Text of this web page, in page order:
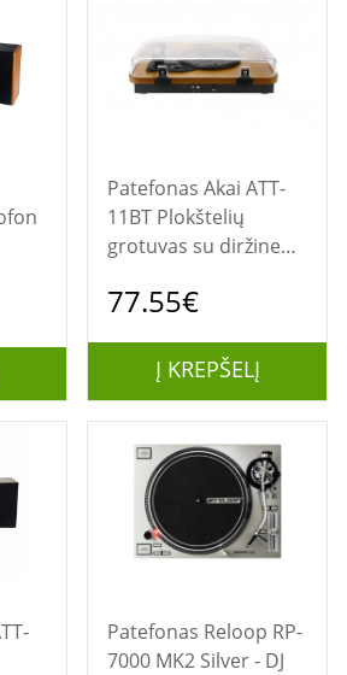
Patefonas Akai ATT-
11BT Plokštelių
grotuvas su diržine
77.55€
Į KREPŠELĮ
Patefonas Reloop RP-
7000 MK2 Silver - DJ